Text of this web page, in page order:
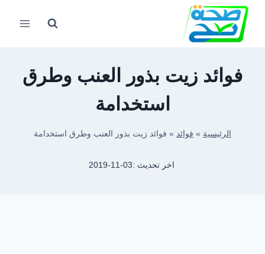
التجاوز
المحتوى
فوائد زيت بذور العنب وطرق
استخدامة
الرئيسية » فوائد » فوائد زيت بذور العنب وطرق استخدامة
اخر تحديث :2019-11-03